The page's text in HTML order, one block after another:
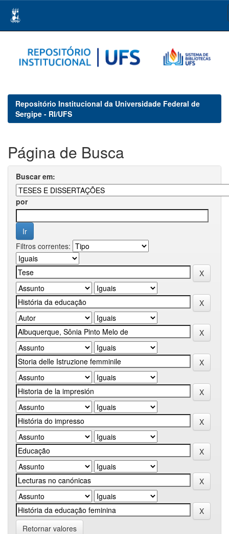
navigation
Repositório Institucional da Universidade Federal de
Sergipe - RI/UFS
Página de Busca
Buscar em:
por
Filtros correntes:
Retornar valores